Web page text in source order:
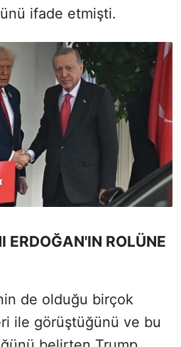
ifade etmişti.
ERDOĞAN'IN ROLÜNE
de olduğu birçok
ile görüştüğünü ve bu